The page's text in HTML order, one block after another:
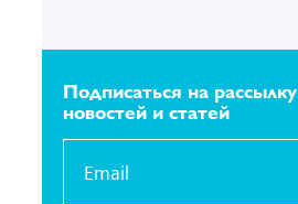
Подписаться на рассылку
новостей и статей